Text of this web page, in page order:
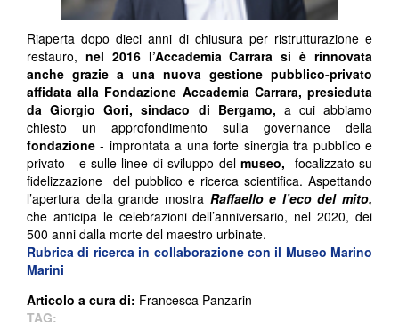
Riaperta dopo dieci anni di chiusura per ristrutturazione e
restauro, nel 2016 l’Accademia Carrara si è rinnovata
anche grazie a una nuova gestione pubblico-privato
affidata alla Fondazione Accademia Carrara, presieduta
daGiorgio Gori, sindaco di Bergamo, a cui abbiamo
chiesto un approfondimento sulla governance della
fondazione - improntata a una forte sinergia tra pubblico e
privato - e sulle linee di sviluppo delmuseo, focalizzato su
fidelizzazione del pubblico e ricerca scientifica. Aspettando
l’apertura della grande mostra Raffaello e l’eco del mito,
che anticipa le celebrazioni dell’anniversario, nel 2020, dei
500 anni dalla morte del maestro urbinate.
Rubrica di ricerca in collaborazione con il Museo Marino
Marini
Articolo a cura di: Francesca Panzarin
TAG: